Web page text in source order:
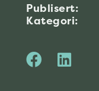
Publisert:
Kategori: